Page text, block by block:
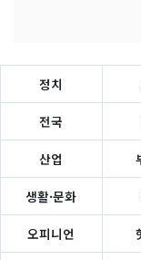
정치
전국
산업
생활·문화
오피니언